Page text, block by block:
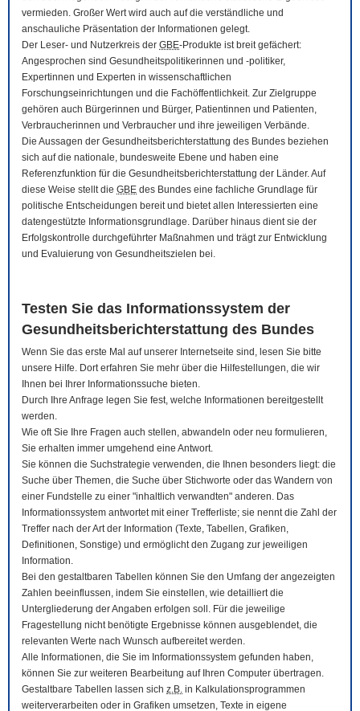
vermieden. Großer Wert wird auch auf die verständliche und
anschauliche Präsentation der Informationen gelegt.
Der Leser- und Nutzerkreis der GBE-Produkte ist breit gefächert:
Angesprochen sind Gesundheitspolitikerinnen und -politiker,
Expertinnen und Experten in wissenschaftlichen
Forschungseinrichtungen und die Fachöffentlichkeit. Zur Zielgruppe
gehören auch Bürgerinnen und Bürger, Patientinnen und Patienten,
Verbraucherinnen und Verbraucher und ihre jeweiligen Verbände.
Die Aussagen der Gesundheitsberichterstattung des Bundes beziehen
sich auf die nationale, bundesweite Ebene und haben eine
Referenzfunktion für die Gesundheitsberichterstattung der Länder. Auf
diese Weise stellt die GBE des Bundes eine fachliche Grundlage für
politische Entscheidungen bereit und bietet allen Interessierten eine
datengestützte Informationsgrundlage. Darüber hinaus dient sie der
Erfolgskontrolle durchgeführter Maßnahmen und trägt zur Entwicklung
und Evaluierung von Gesundheitszielen bei.
Testen Sie das Informationssystem der
Gesundheitsberichterstattung des Bundes
Wenn Sie das erste Mal auf unserer Internetseite sind, lesen Sie bitte
unsere Hilfe. Dort erfahren Sie mehr über die Hilfestellungen, die wir
Ihnen bei Ihrer Informationssuche bieten.
Durch Ihre Anfrage legen Sie fest, welche Informationen bereitgestellt
werden.
Wie oft Sie Ihre Fragen auch stellen, abwandeln oder neu formulieren,
Sie erhalten immer umgehend eine Antwort.
Sie können die Suchstrategie verwenden, die Ihnen besonders liegt: die
Suche über Themen, die Suche über Stichworte oder das Wandern von
einer Fundstelle zu einer "inhaltlich verwandten" anderen. Das
Informationssystem antwortet mit einer Trefferliste; sie nennt die Zahl der
Treffer nach der Art der Information (Texte, Tabellen, Grafiken,
Definitionen, Sonstige) und ermöglicht den Zugang zur jeweiligen
Information.
Bei den gestaltbaren Tabellen können Sie den Umfang der angezeigten
Zahlen beeinflussen, indem Sie einstellen, wie detailliert die
Untergliederung der Angaben erfolgen soll. Für die jeweilige
Fragestellung nicht benötigte Ergebnisse können ausgeblendet, die
relevanten Werte nach Wunsch aufbereitet werden.
Alle Informationen, die Sie im Informationssystem gefunden haben,
können Sie zur weiteren Bearbeitung auf Ihren Computer übertragen.
Gestaltbare Tabellen lassen sich z.B. in Kalkulationsprogrammen
weiterverarbeiten oder in Grafiken umsetzen, Texte in eigene